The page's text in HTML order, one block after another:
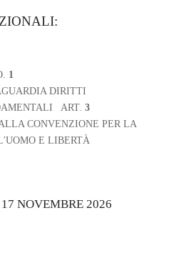
1
DIRITTI
ART. 3
CONVENZIONE PER LA
E LIBERTÀ
17 NOVEMBRE 2026